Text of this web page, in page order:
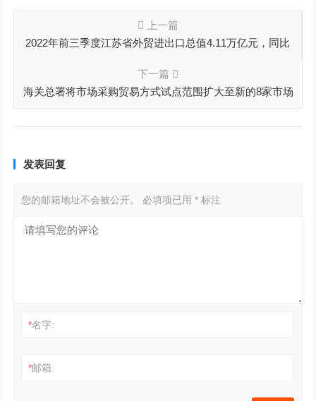
上一篇
2022年前三季度江苏省外贸进出口总值4.11万亿元，同比
下一篇
海关总署将市场采购贸易方式试点范围扩大至新的8家市场
发表回复
您的邮箱地址不会被公开。 必填项已用* 标注
*名字:
*邮箱: